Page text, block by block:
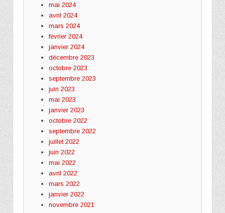
mai 2024
avril 2024
mars 2024
février 2024
janvier 2024
décembre 2023
octobre 2023
septembre 2023
juin 2023
mai 2023
janvier 2023
octobre 2022
septembre 2022
juillet 2022
juin 2022
mai 2022
avril 2022
mars 2022
janvier 2022
novembre 2021